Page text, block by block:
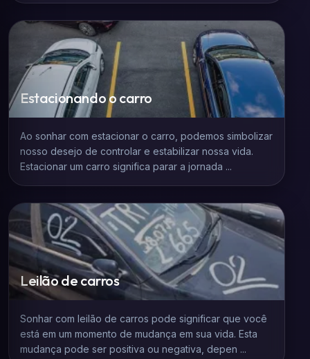
Estacionando o carro
Ao sonhar com estacionar o carro, podemos simbolizar
nosso desejo de controlar e estabilizar nossa vida.
Estacionar um carro significa parar a jornada ...
Leilão de carros
Sonhar com leilão de carros pode significar que você
está em um momento de mudança em sua vida. Esta
mudança pode ser positiva ou negativa, depen ...